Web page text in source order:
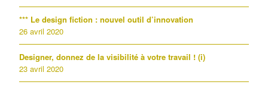
*** Le design fiction : nouvel outil d’innovation
26 avril 2020
Designer, donnez de la visibilité à votre travail ! (i)
23 avril 2020